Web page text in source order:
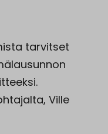
tarvitset
Ville